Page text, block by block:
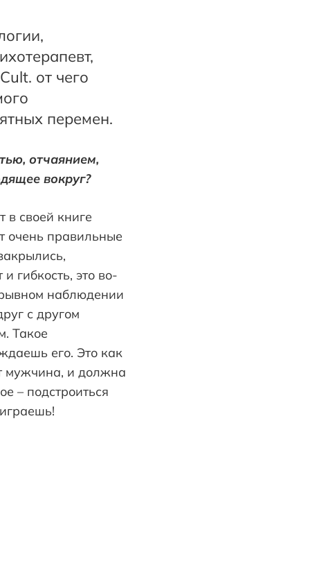
от чего
перемен.
отчаянием,
вокруг?
в своей книге
очень правильные
гибкость, это во-
наблюдении
с другом
Такое
его. Это как
мужчина, и должна
– подстроиться